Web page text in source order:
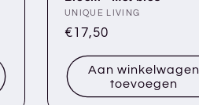
Verkoper:
UNIQUE LIVING
Normale
€17,50
Aan winkelwagen
toevoegen